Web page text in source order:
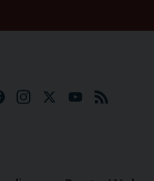
FacebookInstagramYouTube